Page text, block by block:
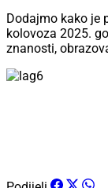
Dodajmo kako je
kolovoza 2025.
znanosti,